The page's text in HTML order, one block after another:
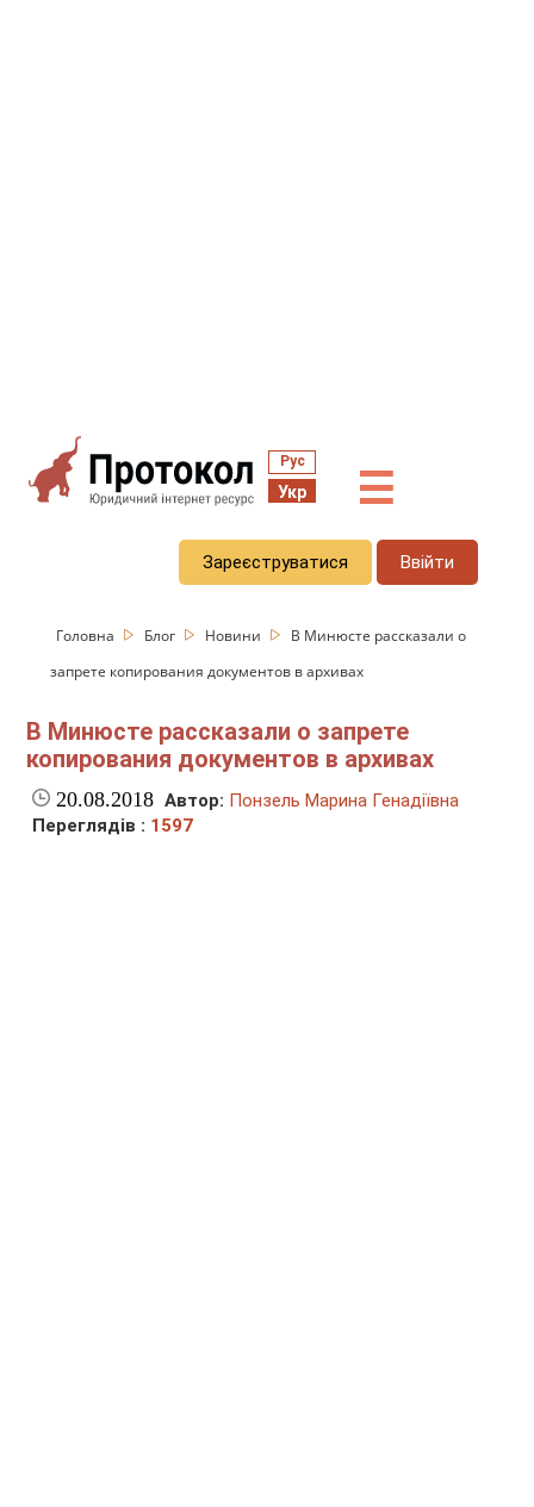
Рус
Укр ☰
Зареєструватися Ввійти
Головна Блог Новини
В Минюсте рассказали о
запрете копирования документов в архивах
В Минюсте рассказали о запрете
копирования документов в архивах
20.08.2018 Автор: Понзель Марина Генадіївна
Переглядів : 1597